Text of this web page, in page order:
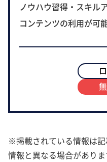
ノウハウ習得・スキル
コンテンツの利用が可
※掲載されている情報は
情報と異なる場合がありま